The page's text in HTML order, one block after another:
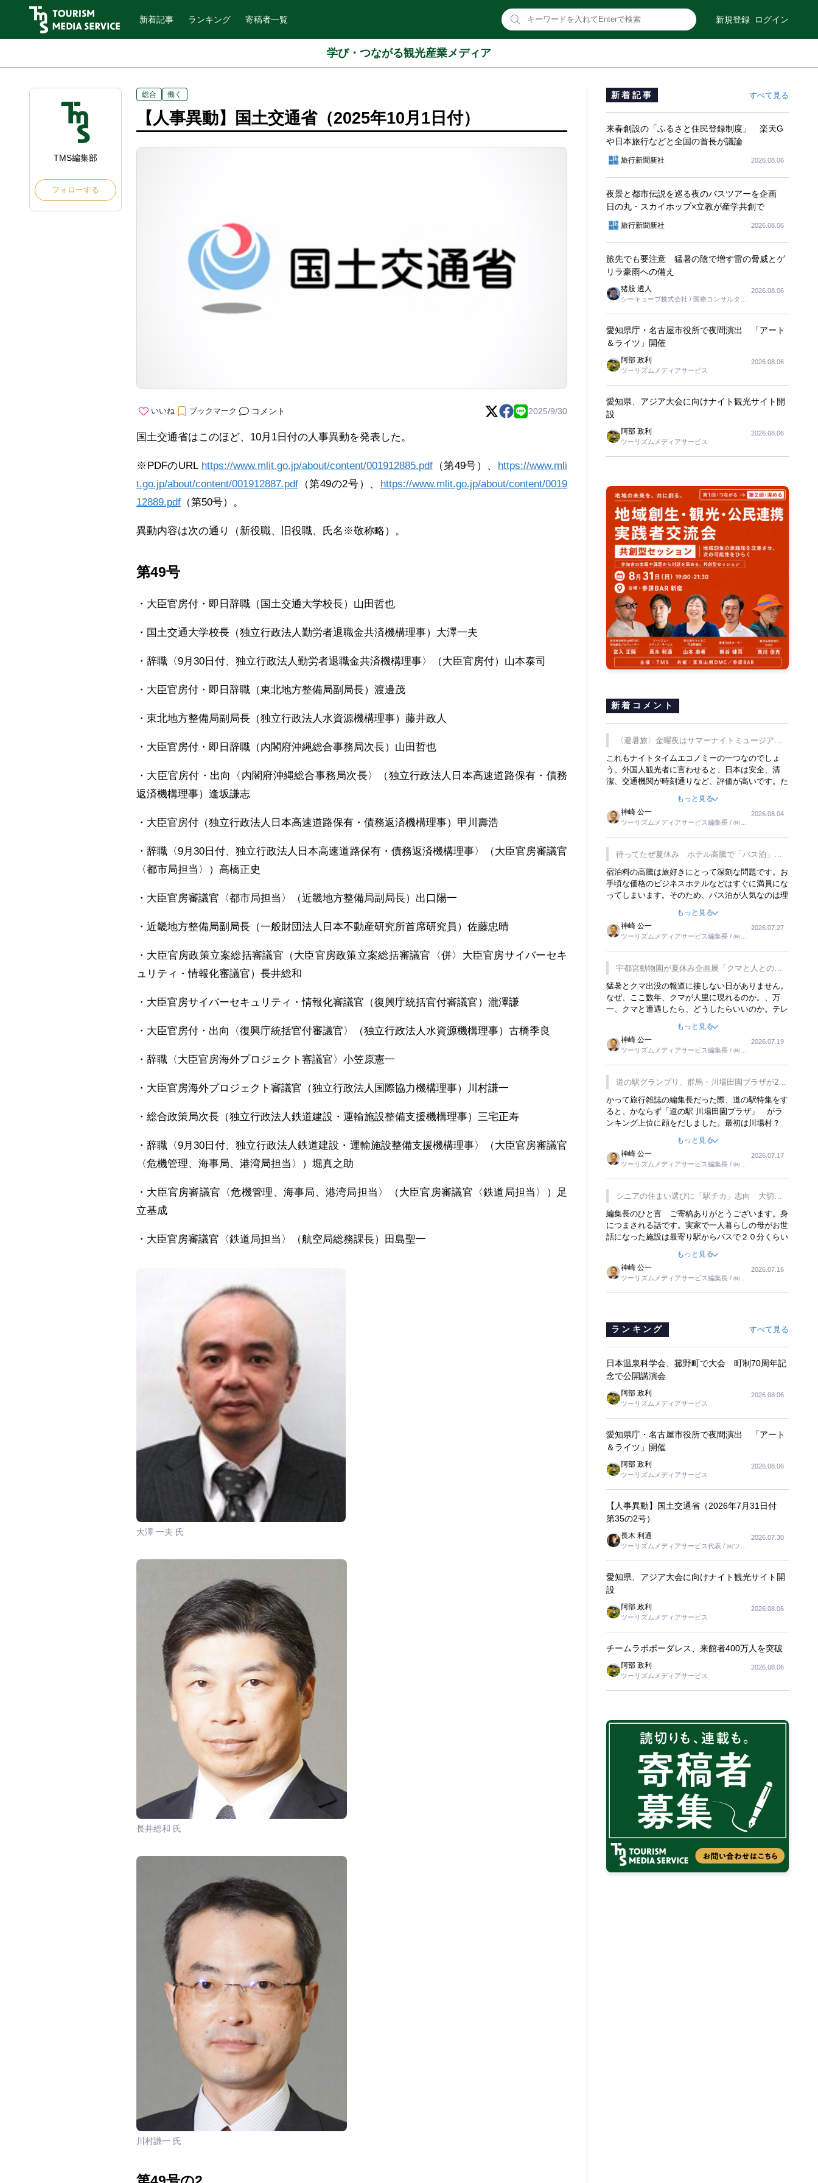
新着記事 ランキング 寄稿者一覧 新規登録 ログイン
学び・つながる観光産業メディア
TMS編集部
フォローする
総合 働く
【人事異動】国土交通省（2025年10月1日付）
いいね ブックマーク コメント 2025/9/30
国土交通省はこのほど、10月1日付の人事異動を発表した。
※PDFのURL https://www.mlit.go.jp/about/content/001912885.pdf （第49号）、
https://www.mli
t.go.jp/about/content/001912887.pdf （第49の2号）、
https://www.mlit.go.jp/about/content/0019
12889.pdf （第50号）。
異動内容は次の通り（新役職、旧役職、氏名※敬称略）。
第49号
・大臣官房付・即日辞職（国土交通大学校長）山田哲也
・国土交通大学校長（独立行政法人勤労者退職金共済機構理事）大澤一夫
・辞職〈9月30日付、独立行政法人勤労者退職金共済機構理事〉（大臣官房付）山本泰司
・大臣官房付・即日辞職（東北地方整備局副局長）渡邊茂
・東北地方整備局副局長（独立行政法人水資源機構理事）藤井政人
・大臣官房付・即日辞職（内閣府沖縄総合事務局次長）山田哲也
・大臣官房付・出向〈内閣府沖縄総合事務局次長〉（独立行政法人日本高速道路保有・債務
返済機構理事）逢坂謙志
・大臣官房付（独立行政法人日本高速道路保有・債務返済機構理事）甲川壽浩
・辞職〈9月30日付、独立行政法人日本高速道路保有・債務返済機構理事〉（大臣官房審議官
〈都市局担当〉）髙橋正史
・大臣官房審議官〈都市局担当〉（近畿地方整備局副局長）出口陽一
・近畿地方整備局副局長（一般財団法人日本不動産研究所首席研究員）佐藤忠晴
・大臣官房政策立案総括審議官（大臣官房政策立案総括審議官〈併〉大臣官房サイバーセキ
ュリティ・情報化審議官）長井総和
・大臣官房サイバーセキュリティ・情報化審議官（復興庁統括官付審議官）瀧澤謙
・大臣官房付・出向〈復興庁統括官付審議官〉（独立行政法人水資源機構理事）古橋季良
・辞職〈大臣官房海外プロジェクト審議官〉小笠原憲一
・大臣官房海外プロジェクト審議官（独立行政法人国際協力機構理事）川村謙一
・総合政策局次長（独立行政法人鉄道建設・運輸施設整備支援機構理事）三宅正寿
・辞職〈9月30日付、独立行政法人鉄道建設・運輸施設整備支援機構理事〉（大臣官房審議官
〈危機管理、海事局、港湾局担当〉）堀真之助
・大臣官房審議官〈危機管理、海事局、港湾局担当〉（大臣官房審議官〈鉄道局担当〉）足
立基成
・大臣官房審議官〈鉄道局担当〉（航空局総務課長）田島聖一
大澤 一夫 氏
長井総和 氏
川村謙一 氏
新着記事 すべて見る
来春創設の「ふるさと住民登録制度」 楽天G
や日本旅行などと全国の首長が議論
旅行新聞新社 2026.08.06
夜景と都市伝説を巡る夜のバスツアーを企画
日の丸・スカイホップ×立教が産学共創で
旅行新聞新社 2026.08.06
旅先でも要注意 猛暑の陰で増す雷の脅威とゲ
リラ豪雨への備え
猪股 透人
シーキューブ株式会社 / 医療コンサルタン
2026.08.06
愛知県庁・名古屋市役所で夜間演出 「アート
＆ライツ」開催
阿部 政利
ツーリズムメディアサービス
2026.08.06
愛知県、アジア大会に向けナイト観光サイト開
設
阿部 政利
ツーリズムメディアサービス
2026.08.06
新着コメント
〈避暑旅〉金曜夜はサマーナイトミュージア
ム、都立6施設で
これもナイトタイムエコノミーの一つなのでしょ
う。外国人観光者に言わせると、日本は安全、清
潔、交通機関が時刻通りなど、評価が高いです。た
す。そのような意味で、金曜夜にこのようなイベン
トが行われれば、日本人に限らず外国人にとっても
楽しみが増えるでしょうね。
もっと見る
神崎 公一
ツーリズムメディアサービス編集長 / ㈱ツ
2026.08.04
待ってたぜ夏休み ホテル高騰で「バス泊」人
気
宿泊料の高騰は旅好きにとって深刻な問題です。お
手頃な価格のビジネスホテルなどはすぐに満員にな
ってしまいます。そのため、バス泊が人気なのは理
行をした時は、移動はグレイハウンドバスでした。
夕方から夜の便を利用してホテル代を浮かせていま
した。ただし、若いからできたことです。若い人が
夜行バスで京都に行った、青森に行ったと聞くと、
疲れが残らないのかなと思ってしまいます。
もっと見る
神崎 公一
ツーリズムメディアサービス編集長 / ㈱ツ
2026.07.27
宇都宮動物園が夏休み企画展「クマと人との距
離」を7月20日から開催
猛暑とクマ出没の報道に接しない日がありません。
なぜ、ここ数年、クマが人里に現れるのか。、万
一、クマと遭遇したら、どうしたらいいのか。テレ
るなんてことは、冗談でもいえません。そんな中
で、この企画展はタイムリーですね。
もっと見る
神崎 公一
ツーリズムメディアサービス編集長 / ㈱ツ
2026.07.19
道の駅グランプリ、群馬・川場田園プラザが2連
覇
かって旅行雑誌の編集長だった際、道の駅特集をす
ると、かならず「道の駅 川場田園プラザ」 がラ
ンキング上位に顔をだしました。最初は川場村？
れ永井 彰一社長にインタビューしたら、興味深い
話が次々が飛び出しました。プレゼンも巧みで、今
でも思い出すことが２つあります。一つは、従業員
に東京ディズニーランドを見学させ、サービス業、
接客業の何かを理解してもらっていることです。
もう一つは1800円もするプレミアムヨーグルトを
販売するにあたり、社内に懸念もあったそうです。
永井社長は、駐車場に都内ナンバーの高級外車が停
まっていることに目をつけ、高級商品でも売れると
確信したそうです。今回の記事を懐かしく読みまし
もっと見る
神崎 公一
ツーリズムメディアサービス編集長 / ㈱ツ
2026.07.17
シニアの住まい選びに「駅チカ」志向 大切な
のは出かけたくなる暮らし
編集長のひと言 ご寄稿ありがとうございます。身
につまされる話です。実家で一人暮らしの母がお世
話になった施設は最寄り駅からバスで２０分くらい
りました。母の住まいから近いという理由で、その
施設を選択したのですが、私と妹にとっては、半日
仕事ででした。シニアの住まい選びは、当人だけで
はなく、世話をする家族の足の便も考えない外池な
もっと見る
神崎 公一
ツーリズムメディアサービス編集長 / ㈱ツ
2026.07.16
ランキング すべて見る
日本温泉科学会、菰野町で大会 町制70周年記
念で公開講演会
阿部 政利
ツーリズムメディアサービス
2026.08.06
愛知県庁・名古屋市役所で夜間演出 「アート
＆ライツ」開催
阿部 政利
ツーリズムメディアサービス
2026.08.06
【人事異動】国土交通省（2026年7月31日付
第35の2号）
長木 利通
ツーリズムメディアサービス代表 / ㈱ツー
2026.07.30
愛知県、アジア大会に向けナイト観光サイト開
設
阿部 政利
ツーリズムメディアサービス
2026.08.06
チームラボボーダレス、来館者400万人を突破
阿部 政利
ツーリズムメディアサービス
2026.08.06